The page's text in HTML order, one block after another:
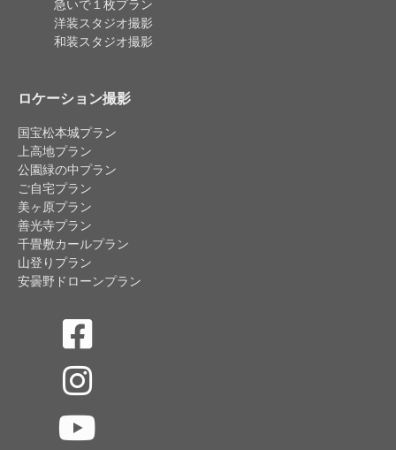
急いで１枚プラン
洋装スタジオ撮影
和装スタジオ撮影
ロケーション撮影
国宝松本城プラン
上高地プラン
公園緑の中プラン
ご自宅プラン
美ヶ原プラン
善光寺プラン
千畳敷カールプラン
山登りプラン
安曇野ドローンプラン